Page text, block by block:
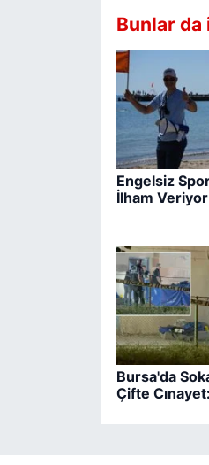
Bunlar
Engelsiz
İlham Veriyor
Bursa'da
Çifte